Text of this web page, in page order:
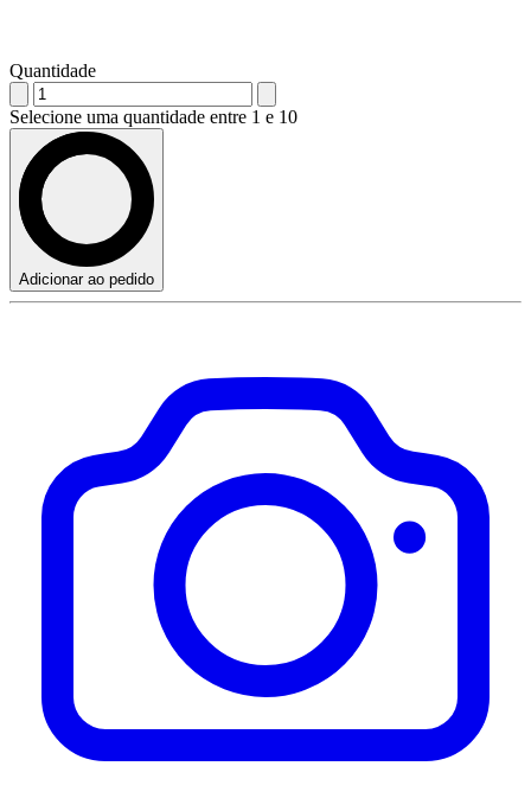
Quantidade
Selecione uma quantidade entre 1 e 10
Adicionar ao pedido